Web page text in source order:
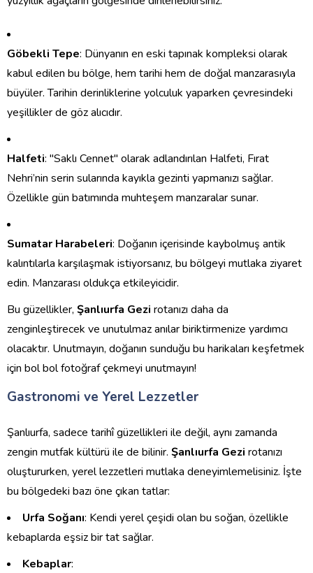
Göbekli Tepe: Dünyanın en eski tapınak kompleksi olarak
kabul edilen bu bölge, hem tarihi hem de doğal manzarasıyla
büyüler. Tarihin derinliklerine yolculuk yaparken çevresindeki
yeşillikler de göz alıcıdır.
Halfeti: "Saklı Cennet" olarak adlandırılan Halfeti, Fırat
Nehri’nin serin sularında kayıkla gezinti yapmanızı sağlar.
Özellikle gün batımında muhteşem manzaralar sunar.
Sumatar Harabeleri: Doğanın içerisinde kaybolmuş antik
kalıntılarla karşılaşmak istiyorsanız, bu bölgeyi mutlaka ziyaret
edin. Manzarası oldukça etkileyicidir.
Bu güzellikler, Şanlıurfa Gezi rotanızı daha da
zenginleştirecek ve unutulmaz anılar biriktirmenize yardımcı
olacaktır. Unutmayın, doğanın sunduğu bu harikaları keşfetmek
için bol bol fotoğraf çekmeyi unutmayın!
Gastronomi ve Yerel Lezzetler
Şanlıurfa, sadece tarihî güzellikleri ile değil, aynı zamanda
zengin mutfak kültürü ile de bilinir. Şanlıurfa Gezi rotanızı
oluştururken, yerel lezzetleri mutlaka deneyimlemelisiniz. İşte
bu bölgedeki bazı öne çıkan tatlar:
Urfa Soğanı: Kendi yerel çeşidi olan bu soğan, özellikle
kebaplarda eşsiz bir tat sağlar.
Kebaplar: